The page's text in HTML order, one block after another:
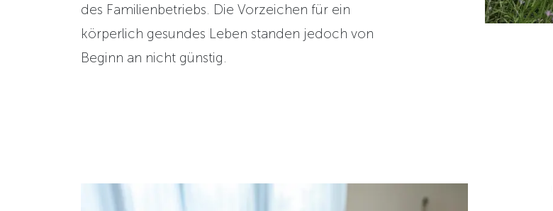
des Familienbetriebs. Die Vorzeichen für ein
körperlich gesundes Leben standen jedoch von
Beginn an nicht günstig.